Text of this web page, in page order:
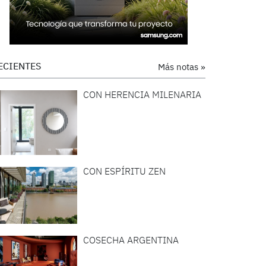
Más notas »
CON HERENCIA MILENARIA
CON ESPÍRITU ZEN
COSECHA ARGENTINA